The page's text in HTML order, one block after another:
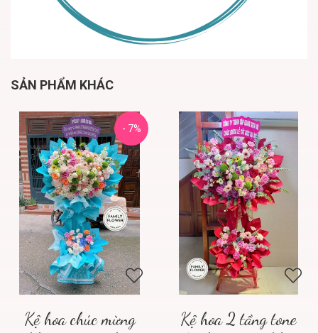
SẢN PHẨM KHÁC
- 7%
Kệ hoa chúc mừng
Kệ hoa 2 tầng tone